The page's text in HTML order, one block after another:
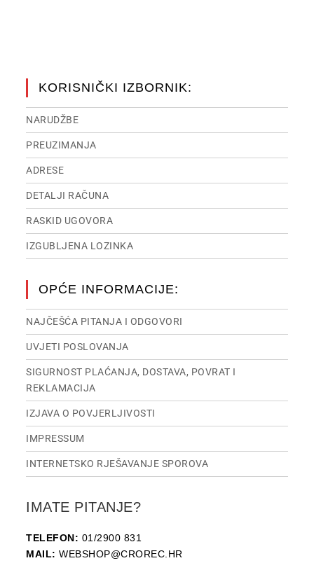
KORISNIČKI IZBORNIK:
NARUDŽBE
PREUZIMANJA
ADRESE
DETALJI RAČUNA
RASKID UGOVORA
IZGUBLJENA LOZINKA
OPĆE INFORMACIJE:
NAJČEŠĆA PITANJA I ODGOVORI
UVJETI POSLOVANJA
SIGURNOST PLAĆANJA, DOSTAVA, POVRAT I
REKLAMACIJA
IZJAVA O POVJERLJIVOSTI
IMPRESSUM
INTERNETSKO RJEŠAVANJE SPOROVA
IMATE PITANJE?
TELEFON: 01/2900 831
MAIL: WEBSHOP@CROREC.HR